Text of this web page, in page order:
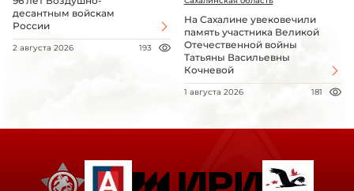
десантным войскам
России
2 августа 2026 193
На Сахалине увековечили
память участника Великой
Отечественной войны
Татьяны Васильевны
Кочневой
1 августа 2026 181